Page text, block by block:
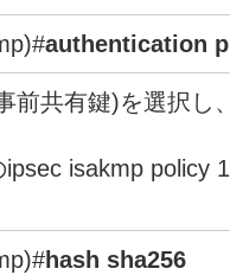
authentication
前共有鍵)を選択し
isakmp policy
hash sha256